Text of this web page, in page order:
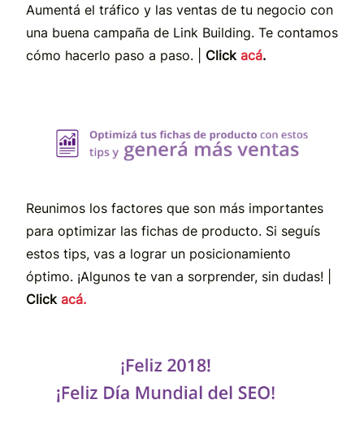
Aumentá el tráfico y las ventas de tu negocio con
una buena campaña de Link Building. Te contamos
cómo hacerlo paso a paso. | Click acá.
Reunimos los factores que son más importantes
para optimizar las fichas de producto. Si seguís
estos tips, vas a lograr un posicionamiento
óptimo. ¡Algunos te van a sorprender, sin dudas! |
Click acá.